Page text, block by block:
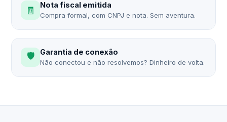
🧾 Nota fiscal emitida
Compra formal, com CNPJ e nota. Sem aventura.
🛡️ Garantia de conexão
Não conectou e não resolvemos? Dinheiro de volta.